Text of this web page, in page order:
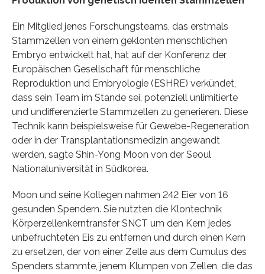
Ein Mitglied jenes Forschungsteams, das erstmals
Stammzellen von einem geklonten menschlichen
Embryo entwickelt hat, hat auf der Konferenz der
Europäischen Gesellschaft für menschliche
Reproduktion und Embryologie (ESHRE) verkündet,
dass sein Team im Stande sei, potenziell unlimitierte
und undifferenzierte Stammzellen zu generieren. Diese
Technik kann beispielsweise für Gewebe-Regeneration
oder in der Transplantationsmedizin angewandt
werden, sagte Shin-Yong Moon von der Seoul
Nationaluniversität in Südkorea.
Moon und seine Kollegen nahmen 242 Eier von 16
gesunden Spendern. Sie nutzten die Klontechnik
Körperzellenkerntransfer SNCT um den Kern jedes
unbefruchteten Eis zu entfernen und durch einen Kern
zu ersetzen, der von einer Zelle aus dem Cumulus des
Spenders stammte, jenem Klumpen von Zellen, die das